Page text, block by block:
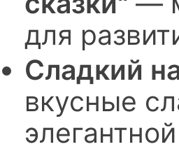
для
Сладкий
вкусные